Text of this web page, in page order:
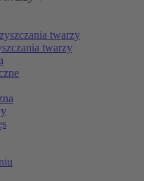
twarzy
twarzy